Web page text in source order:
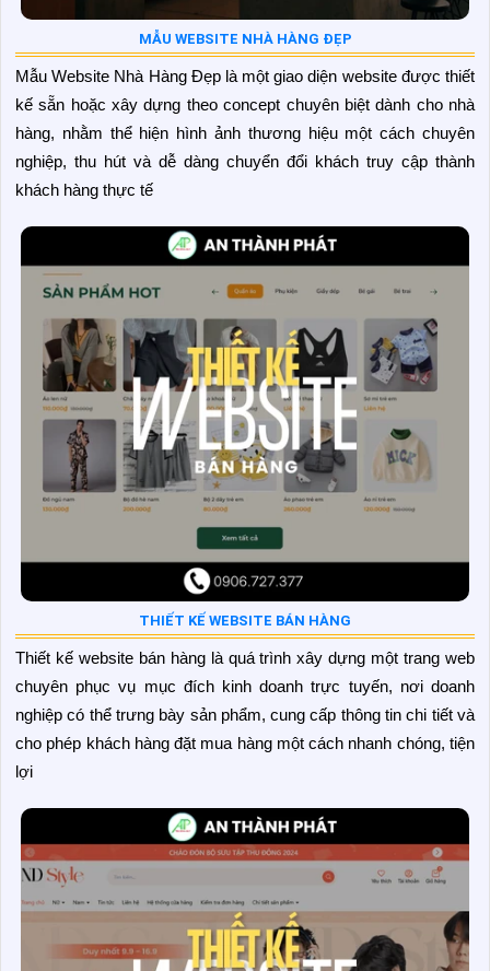
MẪU WEBSITE NHÀ HÀNG ĐẸP
Mẫu Website Nhà Hàng Đẹp là một giao diện website được thiết
kế sẵn hoặc xây dựng theo concept chuyên biệt dành cho nhà
hàng, nhằm thể hiện hình ảnh thương hiệu một cách chuyên
nghiệp, thu hút và dễ dàng chuyển đổi khách truy cập thành
khách hàng thực tế
THIẾT KẾ WEBSITE BÁN HÀNG
Thiết kế website bán hàng là quá trình xây dựng một trang web
chuyên phục vụ mục đích kinh doanh trực tuyến, nơi doanh
nghiệp có thể trưng bày sản phẩm, cung cấp thông tin chi tiết và
cho phép khách hàng đặt mua hàng một cách nhanh chóng, tiện
lợi